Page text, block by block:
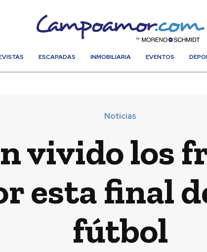
ESCAPADAS INMOBILIARIA EVENTOS
Noticias
vivido los
esta final
fútbol